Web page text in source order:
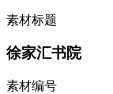
素材标题
徐家汇书院
素材编号